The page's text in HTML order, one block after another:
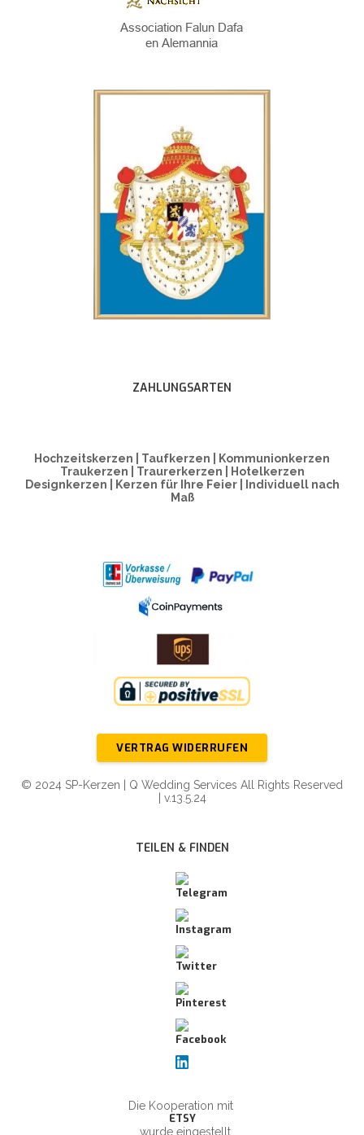
ZAHLUNGSARTEN
Hochzeitskerzen | Taufkerzen | Kommunionkerzen
Traukerzen | Traurerkerzen | Hotelkerzen
Designkerzen | Kerzen für Ihre Feier | Individuell nach
Maß
VERTRAG WIDERRUFEN
© 2024 SP-Kerzen | Q Wedding Services All Rights Reserved
| v.13.5.24
TEILEN & FINDEN
Die Kooperation mit
ETSY
wurde eingestellt